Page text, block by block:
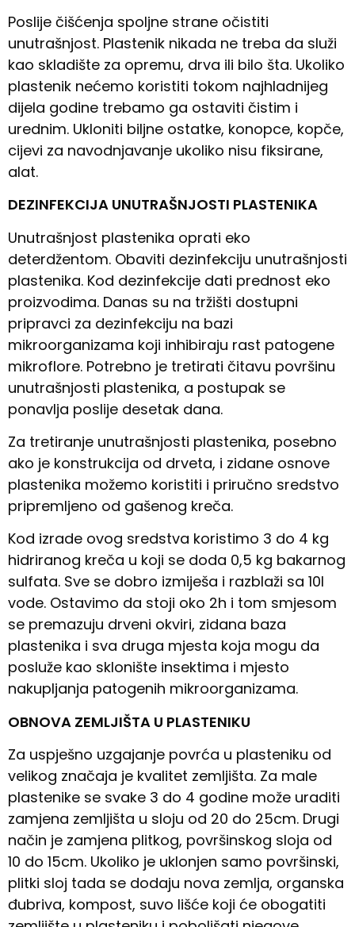
Poslije čišćenja spoljne strane očistiti
unutrašnjost. Plastenik nikada ne treba da služi
kao skladište za opremu, drva ili bilo šta. Ukoliko
plastenik nećemo koristiti tokom najhladnijeg
dijela godine trebamo ga ostaviti čistim i
urednim. Ukloniti biljne ostatke, konopce, kopče,
cijevi za navodnjavanje ukoliko nisu fiksirane,
alat.
DEZINFEKCIJA UNUTRAŠNJOSTI PLASTENIKA
Unutrašnjost plastenika oprati eko
deterdžentom. Obaviti dezinfekciju unutrašnjosti
plastenika. Kod dezinfekcije dati prednost eko
proizvodima. Danas su na tržišti dostupni
pripravci za dezinfekciju na bazi
mikroorganizama koji inhibiraju rast patogene
mikroflore. Potrebno je tretirati čitavu površinu
unutrašnjosti plastenika, a postupak se
ponavlja poslije desetak dana.
Za tretiranje unutrašnjosti plastenika, posebno
ako je konstrukcija od drveta, i zidane osnove
plastenika možemo koristiti i priručno sredstvo
pripremljeno od gašenog kreča.
Kod izrade ovog sredstva koristimo 3 do 4 kg
hidriranog kreča u koji se doda 0,5 kg bakarnog
sulfata. Sve se dobro izmiješa i razblaži sa 10l
vode. Ostavimo da stoji oko 2h i tom smjesom
se premazuju drveni okviri, zidana baza
plastenika i sva druga mjesta koja mogu da
posluže kao sklonište insektima i mjesto
nakupljanja patogenih mikroorganizama.
OBNOVA ZEMLJIŠTA U PLASTENIKU
Za uspješno uzgajanje povrća u plasteniku od
velikog značaja je kvalitet zemljišta. Za male
plastenike se svake 3 do 4 godine može uraditi
zamjena zemljišta u sloju od 20 do 25cm. Drugi
način je zamjena plitkog, površinskog sloja od
10 do 15cm. Ukoliko je uklonjen samo površinski,
plitki sloj tada se dodaju nova zemlja, organska
đubriva, kompost, suvo lišće koji će obogatiti